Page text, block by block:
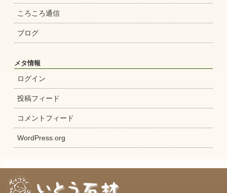
ころころ通信
ブログ
メタ情報
ログイン
投稿フィード
コメントフィード
WordPress.org